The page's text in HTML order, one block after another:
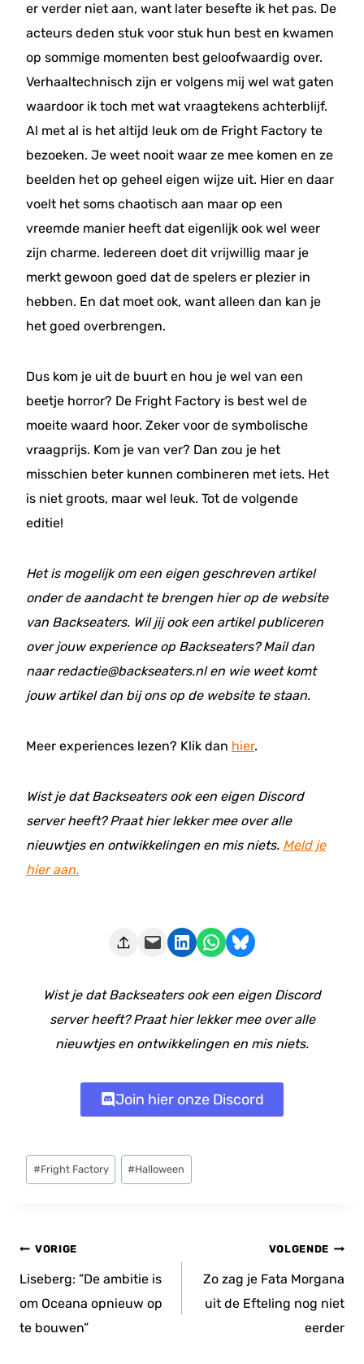
er verder niet aan, want later besefte ik het pas. De
acteurs deden stuk voor stuk hun best en kwamen
op sommige momenten best geloofwaardig over.
Verhaaltechnisch zijn er volgens mij wel wat gaten
waardoor ik toch met wat vraagtekens achterblijf.
Al met al is het altijd leuk om de Fright Factory te
bezoeken. Je weet nooit waar ze mee komen en ze
beelden het op geheel eigen wijze uit. Hier en daar
voelt het soms chaotisch aan maar op een
vreemde manier heeft dat eigenlijk ook wel weer
zijn charme. Iedereen doet dit vrijwillig maar je
merkt gewoon goed dat de spelers er plezier in
hebben. En dat moet ook, want alleen dan kan je
het goed overbrengen.
Dus kom je uit de buurt en hou je wel van een
beetje horror? De Fright Factory is best wel de
moeite waard hoor. Zeker voor de symbolische
vraagprijs. Kom je van ver? Dan zou je het
misschien beter kunnen combineren met iets. Het
is niet groots, maar wel leuk. Tot de volgende
editie!
Het is mogelijk om een eigen geschreven artikel
onder de aandacht te brengen hier op de website
van Backseaters. Wil jij ook een artikel publiceren
over jouw experience op Backseaters? Mail dan
naar redactie@backseaters.nl en wie weet komt
jouw artikel dan bij ons op de website te staan.
Meer experiences lezen? Klik dan hier.
Wist je dat Backseaters ook een eigen Discord
server heeft? Praat hier lekker mee over alle
nieuwtjes en ontwikkelingen en mis niets. Meld je
hier aan.
Deze pagina e-mailen Delen op LinkedIn Delen via WhatsApp Share on Bluesky
Wist je dat Backseaters ook een eigen Discord
server heeft? Praat hier lekker mee over alle
nieuwtjes en ontwikkelingen en mis niets.
Join hier onze Discord
Bericht
tags:
#Fright Factory #Halloween
Bericht
navigatie
VORIGE
Liseberg: ”De ambitie is
om Oceana opnieuw op
te bouwen”
VOLGENDE
Zo zag je Fata Morgana
uit de Efteling nog niet
eerder